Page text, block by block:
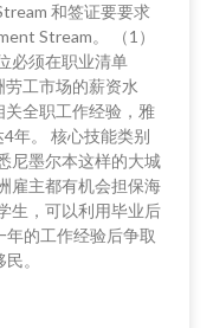
和签证要要求
Stream。 （1）
必须在职业清单
工市场的薪资水
全职工作经验，雅
年。 核心技能类别
尼墨尔本这样的大城
雇主都有机会担保海
生，可以利用毕业后
的工作经验后争取
。